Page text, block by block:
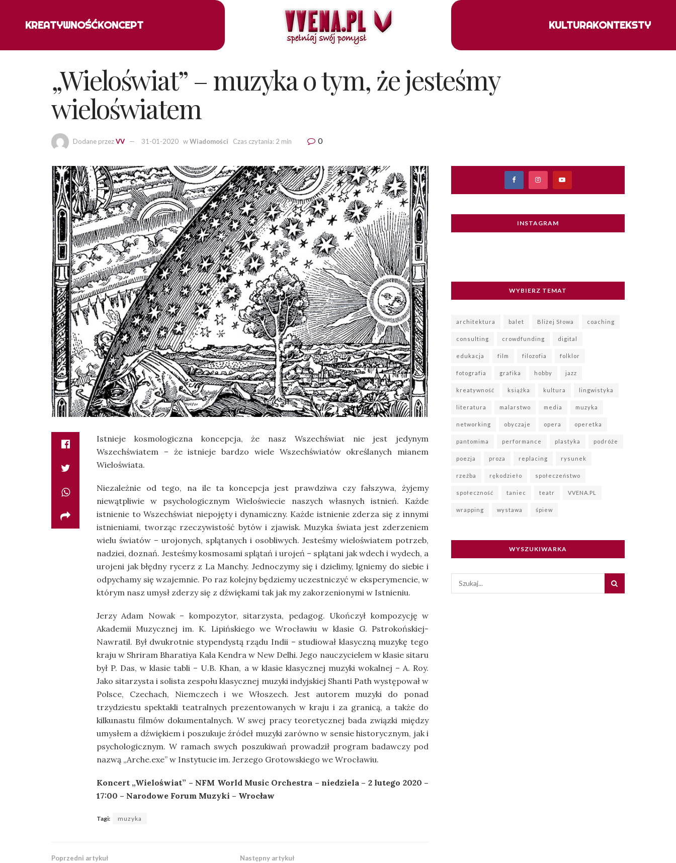
KREATYWNOŚĆKONCEPT KULTURAKONTEKSTY
„Wieloświat” – muzyka o tym, że jesteśmy
wieloświatem
Dodane przezVV 31-01-2020 wWiadomości Czas czytania: 2 min 0
Istnieje kosmologiczna koncepcja, że nasz Wszechświat nie jest jedynym
Wszechświatem – że istnieje bardzo wiele Wszechświatów określanych mianem
Wieloświata.
Niezależnie od tego, na ile ta koncepcja jest prawdziwa czy fałszywa, żyjemy
niewątpliwie w psychologicznym Wieloświecie naszych własnych istnień. Każde
istnienie to Wszechświat niepojęty i dynamiczny. Każde istnienie zderza się z innymi
istnieniami, tworząc rzeczywistość bytów i zjawisk. Muzyka świata jest zderzeniem
wielu światów – urojonych, splątanych i osobliwych. Jesteśmy wieloświatem potrzeb,
nadziei, doznań. Jesteśmy kosmosami splątań i urojeń – splątani jak wdech i wydech, a
urojeni jak błędny rycerz z La Manchy. Jednoczymy się i dzielimy, lgniemy do siebie i
odpychamy się wzajemnie. Po raz kolejny będziemy uczestniczyć w eksperymencie, w
którym nasz umysł zderzy się z dźwiękami tak jak my zakorzenionymi w Istnieniu.
Jerzy Adam Nowak – kompozytor, sitarzysta, pedagog. Ukończył kompozycję w
Akademii Muzycznej im. K. Lipińskiego we Wrocławiu w klasie G. Pstrokońskiej-
Nawratil. Był dwukrotnie stypendystą rządu Indii – studiował klasyczną muzykę tego
kraju w Shriram Bharatiya Kala Kendra w New Delhi. Jego nauczycielem w klasie sitaru
był P. Das, w klasie tabli – U.B. Khan, a w klasie klasycznej muzyki wokalnej – A. Roy.
Jako sitarzysta i solista zespołu klasycznej muzyki indyjskiej Shanti Path występował w
Polsce, Czechach, Niemczech i we Włoszech. Jest autorem muzyki do ponad
trzydziestu spektakli teatralnych prezentowanych w kraju i za granicą, a także do
kilkunastu filmów dokumentalnych. W swej pracy teoretycznej bada związki między
umysłem a dźwiękiem i poszukuje źródeł muzyki zarówno w sensie historycznym, jak i
psychologicznym. W ramach swych poszukiwań prowadził program badawczy pod
nazwą „Arche.exe” w Instytucie im. Jerzego Grotowskiego we Wrocławiu.
Koncert „Wieloświat” – NFM World Music Orchestra – niedziela – 2 lutego 2020 –
17:00 – Narodowe Forum Muzyki – Wrocław
Tagi: muzyka
Poprzedni artykuł Następny artykuł
INSTAGRAM
WYBIERZ TEMAT
architektura balet Bliżej Słowa coaching
consulting crowdfunding digital
edukacja film filozofia folklor
fotografia grafika hobby jazz
kreatywność książka kultura lingwistyka
literatura malarstwo media muzyka
networking obyczaje opera operetka
pantomima performance plastyka podróże
poezja proza replacing rysunek
rzeźba rękodzieło społeczeństwo
społeczność taniec teatr VVENA.PL
wrapping wystawa śpiew
WYSZUKIWARKA